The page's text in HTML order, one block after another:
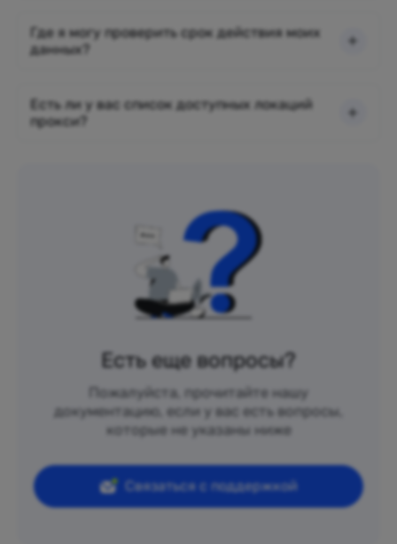
Где я могу проверить срок действия моих
данных?
Есть ли у вас список доступных локаций
прокси?
Есть еще вопросы?
Пожалуйста, прочитайте нашу
документацию, если у вас есть вопросы,
которые не указаны ниже
Связаться с поддержкой